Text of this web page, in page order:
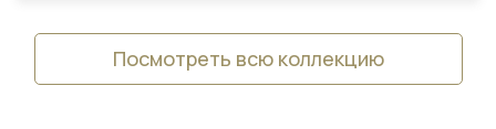
Посмотреть всю коллекцию